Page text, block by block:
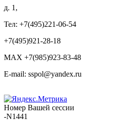
д. 1,
Тел: +7(495)221-06-54
+7(495)921-28-18
MAX +7(985)923-83-48
E-mail: sspol@yandex.ru
Номер Вашей сессии
-N1441